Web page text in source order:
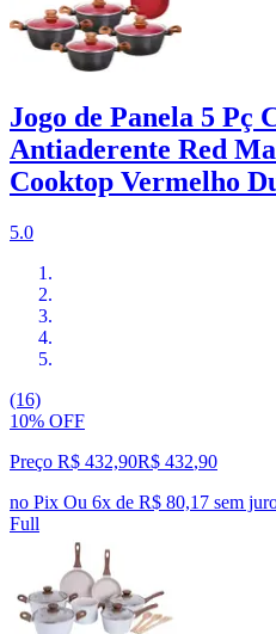
Jogo de Panela 5 Pç
Antiaderente Red
Cooktop Vermelho
5.0
(16)
10% OFF
Preço R$ 432,90R$ 432,90
no Pix Ou 6x de R$ 80,17 sem
Full